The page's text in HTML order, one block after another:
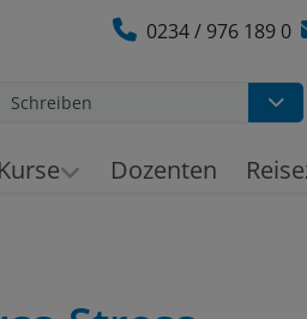
0234 / 976 189 0
Schreiben
Dozenten